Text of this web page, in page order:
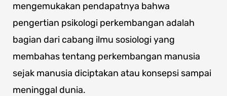
mengemukakan pendapatnya bahwa
pengertian psikologi perkembangan adalah
bagian dari cabang ilmu sosiologi yang
membahas tentang perkembangan manusia
sejak manusia diciptakan atau konsepsi sampai
meninggal dunia.